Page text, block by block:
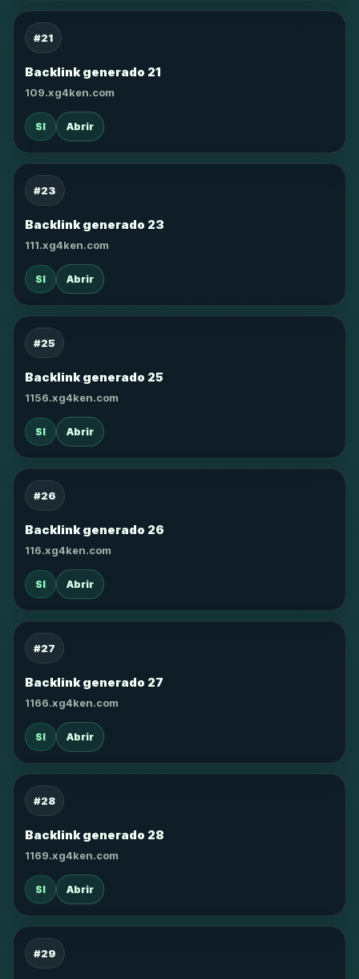
#21
Backlink generado 21
109.xg4ken.com
SI Abrir
#23
Backlink generado 23
111.xg4ken.com
SI Abrir
#25
Backlink generado 25
1156.xg4ken.com
SI Abrir
#26
Backlink generado 26
116.xg4ken.com
SI Abrir
#27
Backlink generado 27
1166.xg4ken.com
SI Abrir
#28
Backlink generado 28
1169.xg4ken.com
SI Abrir
#29